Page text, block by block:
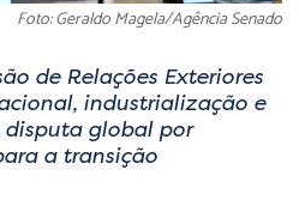
Foto: Geraldo Magela/Agência Senado
de Relações Exteriores
industrialização e
global por
a transição